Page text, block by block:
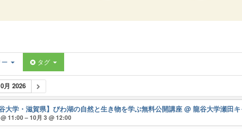
タグ
月 2026
谷大学・滋賀県】びわ湖の自然と生き物を学ぶ無料公開講座@ 龍谷大学瀬田
11:00 – 10月 3 @ 12:00